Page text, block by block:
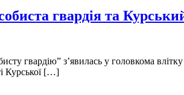
гвардія та
гвардію” з’явилась у головкома
Курської […]